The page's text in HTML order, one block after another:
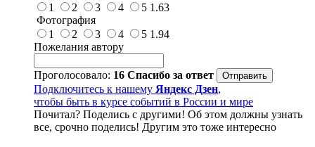
1
2 3 4 5 1.63
Фотография
1
2 3 4 5 1.94
Пожелания автору
Проголосовало: 16 Спасибо за ответ
Подключитесь к нашему Яндекс Дзен,
чтобы быть в курсе событий в России и мире
Почитал? Поделись с другими! Об этом должны узнать
все, срочно поделись! Другим это тоже интересно